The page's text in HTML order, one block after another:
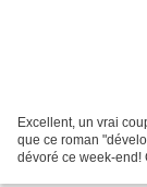
Excellent, un vrai
que ce roman
dévoré ce week-end!